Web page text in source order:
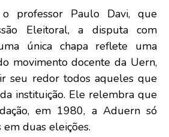
professor Paulo Davi, que
Eleitoral, a disputa com
única chapa reflete uma
movimento docente da Uern,
seu redor todos aqueles que
instituição. Ele relembra que
em 1980, a Aduern só
duas eleições.